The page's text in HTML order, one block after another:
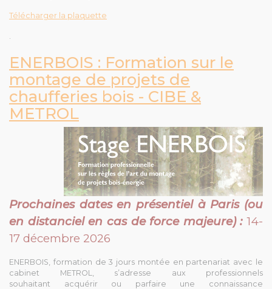
Télécharger la plaquette
.
ENERBOIS : Formation sur le
montage de projets de
chaufferies bois - CIBE &
METROL
Prochaines dates en présentielà Paris (ou
en distanciel en cas de force majeure) : 14-
17 décembre 2026
ENERBOIS, formation de 3 jours montée en partenariat avec le
cabinet METROL, s’adresse aux professionnels
souhaitant acquérir ou parfaire une connaissance